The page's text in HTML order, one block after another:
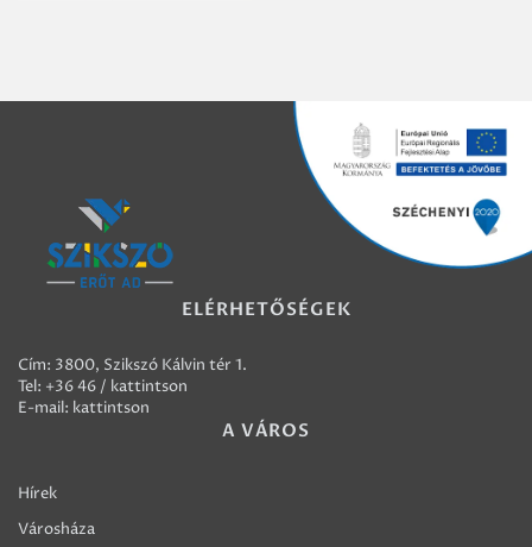
ELÉRHETŐSÉGEK
Cím: 3800, Szikszó Kálvin tér 1.
Tel: +36 46 / kattintson
E-mail: kattintson
A VÁROS
Hírek
Városháza